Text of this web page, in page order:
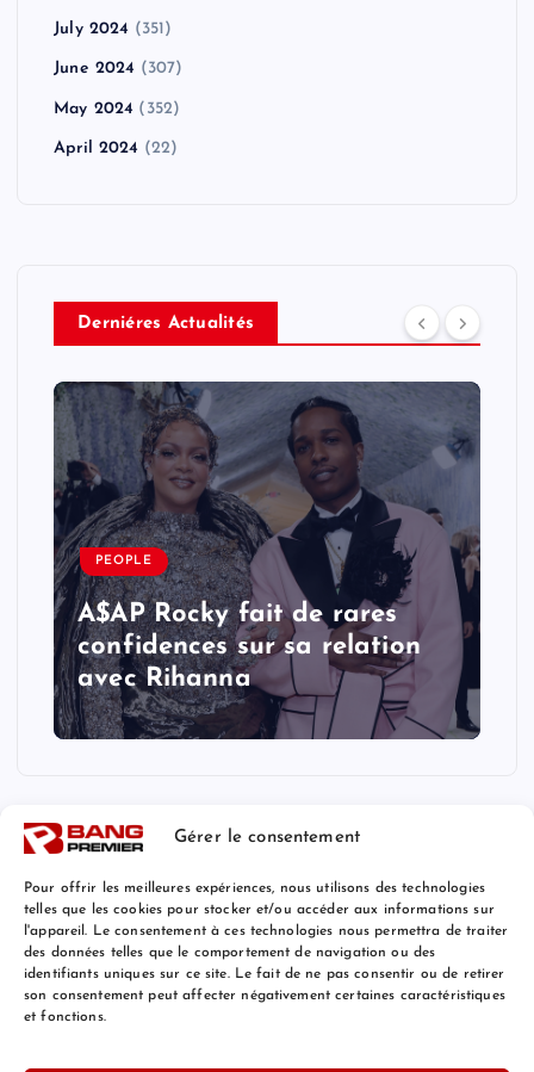
Gérer le consentement
Pour offrir les meilleures expériences, nous utilisons des technologies
telles que les cookies pour stocker et/ou accéder aux informations sur
l'appareil. Le consentement à ces technologies nous permettra de traiter
des données telles que le comportement de navigation ou des
identifiants uniques sur ce site. Le fait de ne pas consentir ou de retirer
son consentement peut affecter négativement certaines caractéristiques
et fonctions.
July 2024 (351)
June 2024 (307)
May 2024 (352)
April 2024 (22)
Derniéres Actualités
PEOPLE
A$AP Rocky fait de rares
confidences sur sa relation
avec Rihanna
Mentions Légales